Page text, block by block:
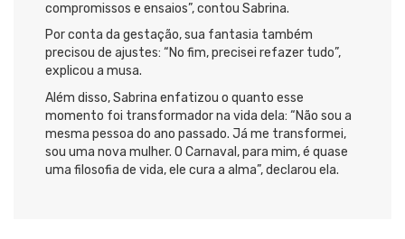
compromissos e ensaios”, contou Sabrina.
Por conta da gestação, sua fantasia também
precisou de ajustes: “No fim, precisei refazer tudo”,
explicou a musa.
Além disso, Sabrina enfatizou o quanto esse
momento foi transformador na vida dela: “Não sou a
mesma pessoa do ano passado. Já me transformei,
sou uma nova mulher. O Carnaval, para mim, é quase
uma filosofia de vida, ele cura a alma”, declarou ela.